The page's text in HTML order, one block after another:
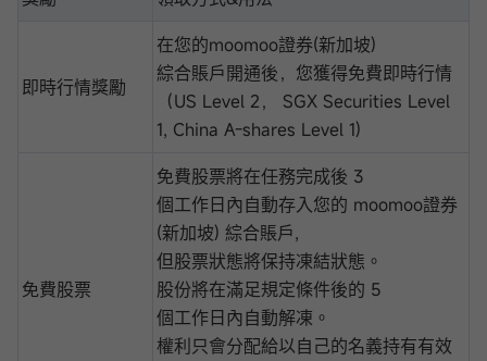
即時行情獎勵
在您的moomoo證券(新加坡)
綜合賬戶開通後，您獲得免費即時行情
（US Level 2， SGX Securities Level
1, China A-shares Level 1)
免費股票
免費股票將在任務完成後 3
個工作日內自動存入您的 moomoo證券
(新加坡) 綜合賬戶,
但股票狀態將保持凍結狀態。
股份將在滿足規定條件後的 5
個工作日內自動解凍。
權利只會分配給以自己的名義持有有效